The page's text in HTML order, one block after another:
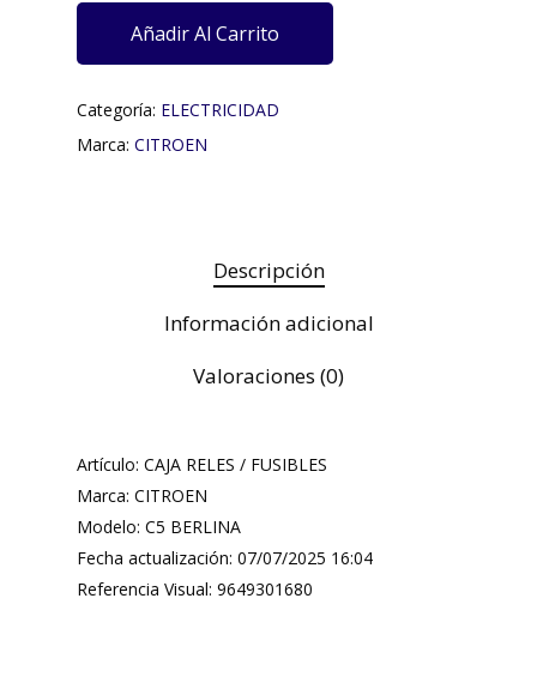
Añadir Al Carrito
Categoría: ELECTRICIDAD
Marca: CITROEN
Descripción
Información adicional
Valoraciones (0)
Artículo: CAJA RELES / FUSIBLES
Marca: CITROEN
Modelo: C5 BERLINA
Fecha actualización: 07/07/2025 16:04
Referencia Visual: 9649301680